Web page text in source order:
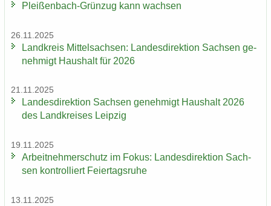
Pleißenbach-​Grünzug kann wach­sen
26.11.2025
Land­kreis Mit­tel­sach­sen: Lan­des­di­rek­ti­on Sach­sen ge­
neh­migt Haus­halt für 2026
21.11.2025
Lan­des­di­rek­ti­on Sach­sen ge­neh­migt Haus­halt 2026
des Land­krei­ses Leip­zig
19.11.2025
Ar­beit­neh­mer­schutz im Fokus: Lan­des­di­rek­ti­on Sach­
sen kon­trol­liert Fei­er­tags­ru­he
13.11.2025